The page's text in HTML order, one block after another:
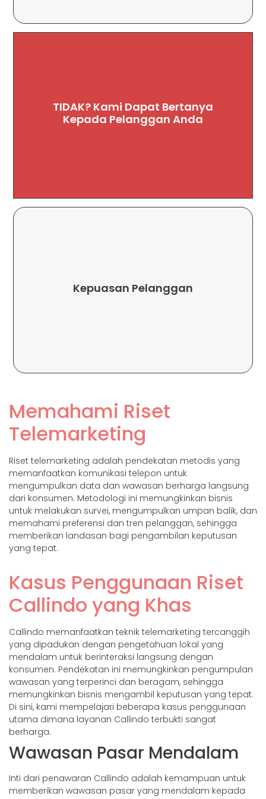
TIDAK? Kami Dapat Bertanya
Kepada Pelanggan Anda
dengan berinteraksi dengan pelanggan atau
individu eksternal kami.
Kepuasan Pelanggan
Anda Tahu Apakah Standar Layanan
Anda Memenuhi Harapan Pelanggan Di
Memahami Riset
Telemarketing
Riset telemarketing adalah pendekatan metodis yang
memanfaatkan komunikasi telepon untuk
mengumpulkan data dan wawasan berharga langsung
dari konsumen. Metodologi ini memungkinkan bisnis
untuk melakukan survei, mengumpulkan umpan balik, dan
memahami preferensi dan tren pelanggan, sehingga
memberikan landasan bagi pengambilan keputusan
yang tepat.
Kasus Penggunaan Riset
Callindo yang Khas
Callindo memanfaatkan teknik telemarketing tercanggih
yang dipadukan dengan pengetahuan lokal yang
mendalam untuk berinteraksi langsung dengan
konsumen. Pendekatan ini memungkinkan pengumpulan
wawasan yang terperinci dan beragam, sehingga
memungkinkan bisnis mengambil keputusan yang tepat.
Di sini, kami mempelajari beberapa kasus penggunaan
utama dimana layanan Callindo terbukti sangat
berharga.
Wawasan Pasar Mendalam
Inti dari penawaran Callindo adalah kemampuan untuk
memberikan wawasan pasar yang mendalam kepada